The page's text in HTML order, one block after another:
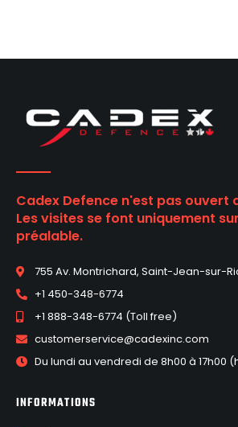
Cadex Defence n'est pas ouvert
Les visites se font uniquement
préalable.
755 Av. Montrichard, Saint-Jean-sur-
+1 450-348-6774
+1 888-348-6774 (Toll free)
customerservice@cadexinc.com
Du lundi au vendredi de 8h00 à 17h00
INFORMATIONS